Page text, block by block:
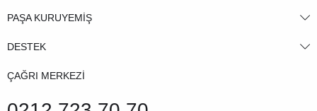
PAŞA KURUYEMİŞ
DESTEK
ÇAĞRI MERKEZİ